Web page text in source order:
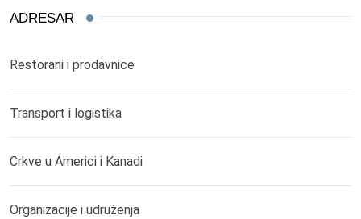
ADRESAR
Restorani i prodavnice
Transport i logistika
Crkve u Americi i Kanadi
Organizacije i udruženja